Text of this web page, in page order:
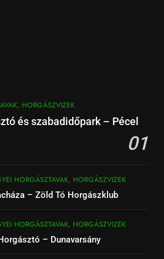
HORGÁSZVIZEK
és szabadidőpark – Pécel
01
HORGÁSZTAVAK, HORGÁSZVIZEK
– Zöld Tó Horgászklub
HORGÁSZTAVAK, HORGÁSZVIZEK
– Dunavarsány